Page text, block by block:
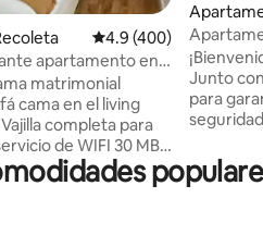
Calificación
4.9 (400)
apartamento en
y con una
matrimonial
cama en el living
completa para
de WIFI 30 MB,
cafetera,
pava y horno
Junto
para
seguridad. Nuestros apartamentos
toallas,